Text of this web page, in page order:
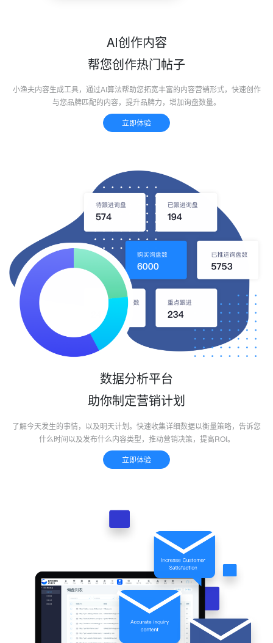
AI创作内容
帮您创作热门帖子
小渔夫内容生成工具，通过AI算法帮助您拓宽丰富的内容营销形式，快速创作
与您品牌匹配的内容，提升品牌力，增加询盘数量。
立即体验
数据分析平台
助你制定营销计划
了解今天发生的事情，以及明天计划。快速收集详细数据以衡量策略，告诉您
什么时间以及发布什么内容类型，推动营销决策，提高ROI。
立即体验